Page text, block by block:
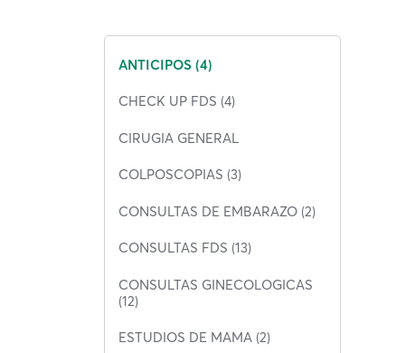
ANTICIPOS (4)
CHECK UP FDS (4)
CIRUGIA GENERAL
COLPOSCOPIAS (3)
CONSULTAS DE EMBARAZO (2)
CONSULTAS FDS (13)
CONSULTAS GINECOLOGICAS
(12)
ESTUDIOS DE MAMA (2)